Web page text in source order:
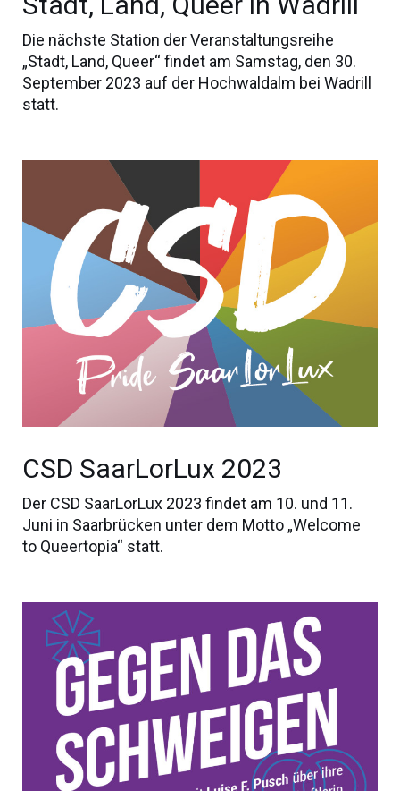
Die nächste Station der Veranstaltungsreihe
„Stadt, Land, Queer“ findet am Samstag, den 30.
September 2023 auf der Hochwaldalm bei Wadrill
statt.
CSD SaarLorLux 2023
Der CSD SaarLorLux 2023 findet am 10. und 11.
Juni in Saarbrücken unter dem Motto „Welcome
to Queertopia“ statt.